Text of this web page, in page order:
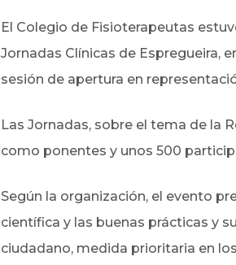
El Colegio de Fisioterapeutas
Jornadas Clínicas de Espregueira,
sesión de apertura en
Las Jornadas, sobre el tema de la
como ponentes y unos 500
Según la organización, el evento
científica y las buenas prácticas y
ciudadano, medida prioritaria en